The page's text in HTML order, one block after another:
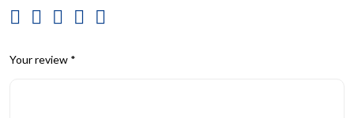
Your review *